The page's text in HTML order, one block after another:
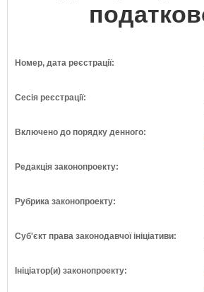
Номер, дата реєстрації:
Сесія реєстрації:
Включено до порядку денного:
Редакція законопроекту:
Рубрика законопроекту:
Суб'єкт права законодавчої ініціативи:
Ініціатор(и) законопроекту: